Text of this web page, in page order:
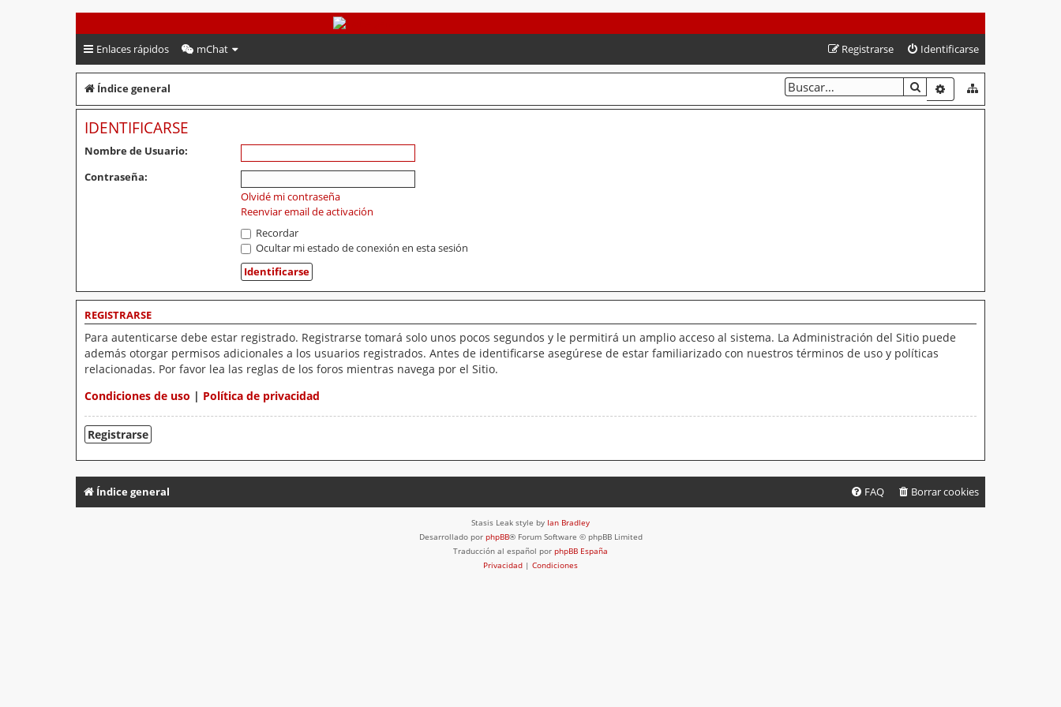
PeruVoley.com
Enlaces rápidos mChat Identificarse
Registrarse
Índice general BUSCARBÚSQUEDA
IDENTIFICARSE
Nombre de Usuario:
Contraseña:
Olvidé mi contraseña
Reenviar email de activación
Recordar
Ocultar mi estado de conexión en esta sesión
REGISTRARSE
Para autenticarse debe estar registrado. Registrarse tomará solo unos pocos segundos y le permitirá un amplio acceso al sistema. La Administración del Sitio puede
además otorgar permisos adicionales a los usuarios registrados. Antes de identificarse asegúrese de estar familiarizado con nuestros términos de uso y políticas
relacionadas. Por favor lea las reglas de los foros mientras navega por el Sitio.
Condiciones de uso | Política de privacidad
Registrarse
Índice general Borrar cookies
FAQ
Stasis Leak style by Ian Bradley
Desarrollado por phpBB® Forum Software © phpBB Limited
Traducción al español por phpBB España
Privacidad | Condiciones